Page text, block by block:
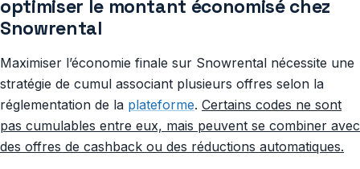
optimiser le montant économisé chez
Snowrental
Maximiser l’économie finale sur Snowrental nécessite une
stratégie de cumul associant plusieurs offres selon la
réglementation de la plateforme. Certains codes ne sont
pas cumulables entre eux, mais peuvent se combiner avec
des offres de cashback ou des réductions automatiques.